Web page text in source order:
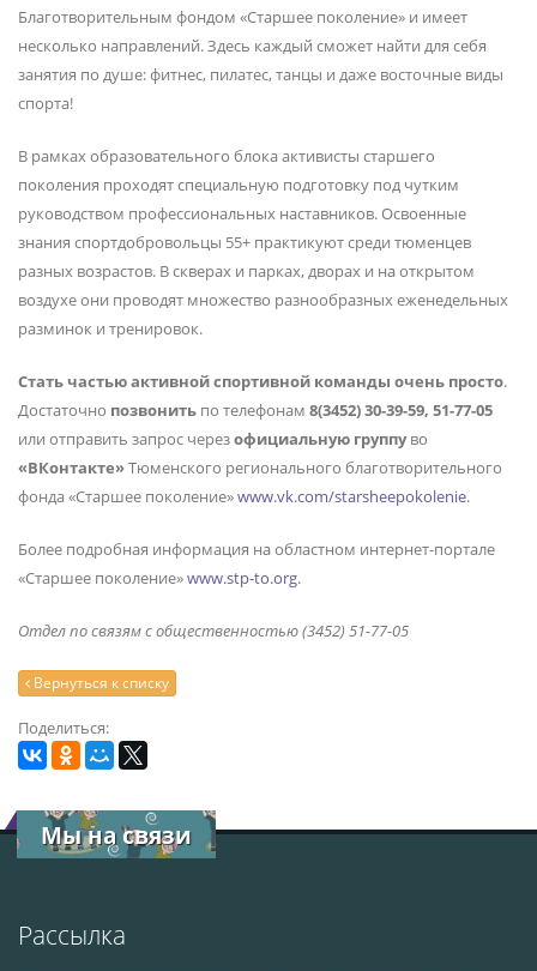
Благотворительным фондом «Старшее поколение» и имеет
несколько направлений. Здесь каждый сможет найти для себя
занятия по душе: фитнес, пилатес, танцы и даже восточные виды
спорта!
В рамках образовательного блока активисты старшего
поколения проходят специальную подготовку под чутким
руководством профессиональных наставников. Освоенные
знания спортдобровольцы 55+ практикуют среди тюменцев
разных возрастов. В скверах и парках, дворах и на открытом
воздухе они проводят множество разнообразных еженедельных
разминок и тренировок.
Стать частью активной спортивной команды очень просто.
Достаточно позвонить по телефонам 8(3452) 30-39-59, 51-77-05
или отправить запрос черезофициальную группуво
«ВКонтакте»Тюменского регионального благотворительного
фонда «Старшее поколение»www.vk.com/starsheepokolenie.
Более подробная информация на областном интернет-портале
«Старшее поколение»www.stp-to.org.
Отдел по связям с общественностью (3452) 51-77-05
Вернуться к списку
Поделиться:
Мы на связи
Рассылка